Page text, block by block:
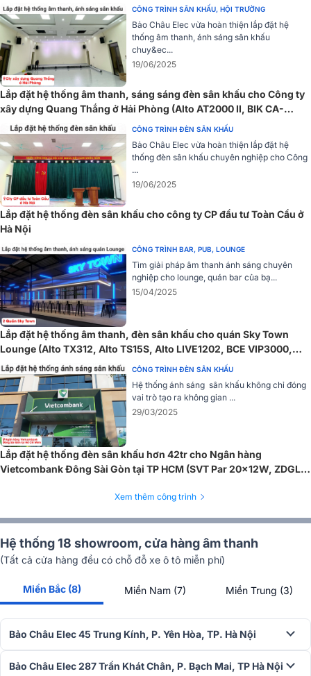
3. Điều khiển linh hoạt - Hiệu ứng chuyên nghiệp
Đèn Par LED Bksound LX Cob200 được trang bị nhiều chế độ điều
khiển hiện đại, giúp người dùng dễ dàng tạo ra các hiệu ứng ánh
sáng chuyên nghiệp và sống động. Đầu tiên,
phép điều chỉnh từng kênh ánh sáng riêng biệt theo yêu cầu, phù
hợp với các sân khấu, hội trường hoặc sự kiện cần lập trình chi tiết.
Chế độ Master - Slavegiúp đồng bộ nhiều đèn cùng lúc, tạo hiệu
ứng ánh sáng đồng đều và ấn tượng trên toàn bộ không gian biểu
diễn. Ngoài ra,chế độ Sound-active
thay đổi theo nhịp điệu của âm nhạc, mang lại trải nghiệm sân khấu
năng động, sống động như các buổi trình diễn chuyên nghiệp.
tùy chỉnh các hiệu ứng phức tạp, từ thay đổi màu sắc, độ sáng đến
tốc độ chuyển cảnh, giúp mọi chương trình sự kiện trở nên ấn tượng
và đầy cuốn hút.
CÔNG TRÌNH SÂN KHẤU, HỘI TRƯỜNG
Bảo Châu Elec vừa hoàn thiện lắp đặt hệ
thống âm thanh, ánh sáng sân khấu
chuy&ec...
19/06/2025
Lắp đặt hệ thống âm thanh, sáng sáng đèn sân khấu cho Công ty
xây dựng Quang Thắng ở Hải Phòng (Alto AT2000 II, BIK CA-
J604, SVT PAR 20x12W,...)
CÔNG TRÌNH ĐÈN SÂN KHẤU
Bảo Châu Elec vừa hoàn thiện lắp đặt hệ
thống đèn sân khấu chuyên nghiệp cho Công
...
19/06/2025
Lắp đặt hệ thống đèn sân khấu cho công ty CP đầu tư Toàn Cầu ở
Hà Nội
CÔNG TRÌNH BAR, PUB, LOUNGE
Tìm giải pháp âm thanh ánh sáng chuyên
nghiệp cho lounge, quán bar của bạ...
15/04/2025
Lắp đặt hệ thống âm thanh, đèn sân khấu cho quán Sky Town
Lounge (Alto TX312, Alto TS15S, Alto LIVE1202, BCE VIP3000,
Bksound MS8...)
CÔNG TRÌNH ĐÈN SÂN KHẤU
Hệ thống ánh sáng sân khấu không chỉ đóng
vai trò tạo ra không gian ...
29/03/2025
Lắp đặt hệ thống đèn sân khấu hơn 42tr cho Ngân hàng
Vietcombank Đông Sài Gòn tại TP HCM (SVT Par 20x12W, ZDGL
Xem thêm công trình
Hệ thống 18 showroom, cửa hàng âm thanh
(Tất cả cửa hàng đều có chỗ đỗ xe ô tô miễn phí)
Miền Bắc (8) Miền Nam (7) Miền Trung (3)
Bảo Châu Elec 45 Trung Kính, P. Yên Hòa, TP. Hà Nội
Bảo Châu Elec 287 Trần Khát Chân, P. Bạch Mai, TP Hà Nội